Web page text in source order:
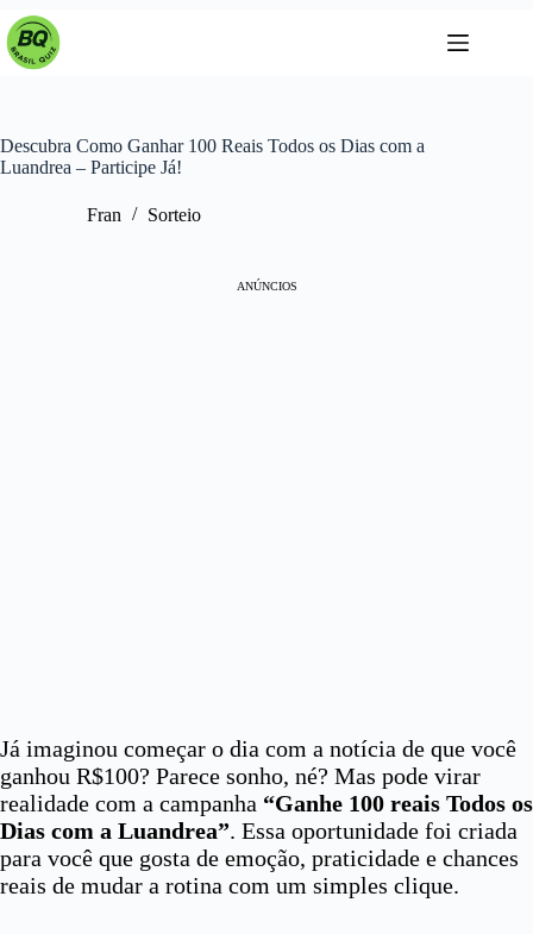
Pular
para
Descubra Como Ganhar 100 Reais Todos os Dias com a
Luandrea – Participe Já!
Fran Sorteio
ANÚNCIOS
Já imaginou começar o dia com a notícia de que você
ganhou R$100? Parece sonho, né? Mas pode virar
realidade com a campanha “Ganhe 100 reais Todos os
Dias com a Luandrea”. Essa oportunidade foi criada
para você que gosta de emoção, praticidade e chances
reais de mudar a rotina com um simples clique.